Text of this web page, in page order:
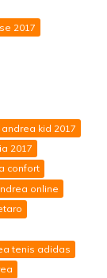
2017
kid 2017
2017
confort
online
tenis adidas